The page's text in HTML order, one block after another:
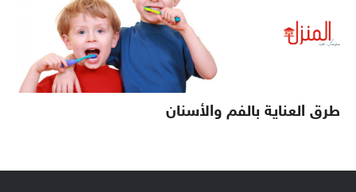
طرق العناية بالفم والأسنان